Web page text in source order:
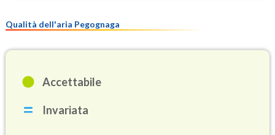
Qualità dell'aria Pegognaga
Accettabile
Invariata